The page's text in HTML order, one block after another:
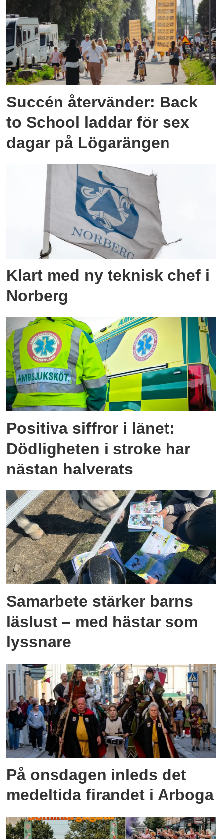
Succén återvänder: Back
to School laddar för sex
dagar på Lögarängen
Klart med ny teknisk chef i
Norberg
Positiva siffror i länet:
Dödligheten i stroke har
nästan halverats
Samarbete stärker barns
läslust – med hästar som
lyssnare
På onsdagen inleds det
medeltida firandet i Arboga